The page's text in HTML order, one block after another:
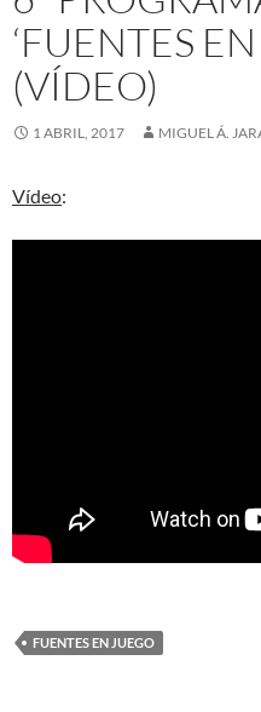
‘FUENTES
(VÍDEO)
1 ABRIL, 2017 MIGUEL Á.
Vídeo:
FUENTES EN JUEGO